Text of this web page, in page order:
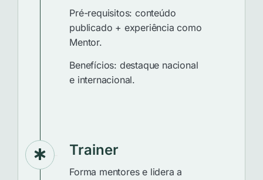
Pré-requisitos: conteúdo
publicado + experiência como
Mentor.
Benefícios: destaque nacional
e internacional.
Trainer
Forma mentores e lidera a